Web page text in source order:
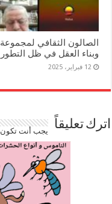
الصالون الثقافي
وبناء العقل في ظل التطور
12 فبراير، 2025
اترك تعليقاً يجب أنت تكون